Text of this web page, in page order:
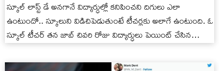
స్కూల్ లాస్ట్ డే అనగానే విద్యార్ధుల్లో కనిపించని దిగులు ఎలా
ఉంటుందో.. స్కూలుని విడిచిపెడుతుంటే టీచర్లకు అలాగే ఉంటుంది. ఓ
స్కూల్ టీచర్ తన జాబ్ చివరి రోజు విద్యార్ధులు పెయింట్ చేసిన